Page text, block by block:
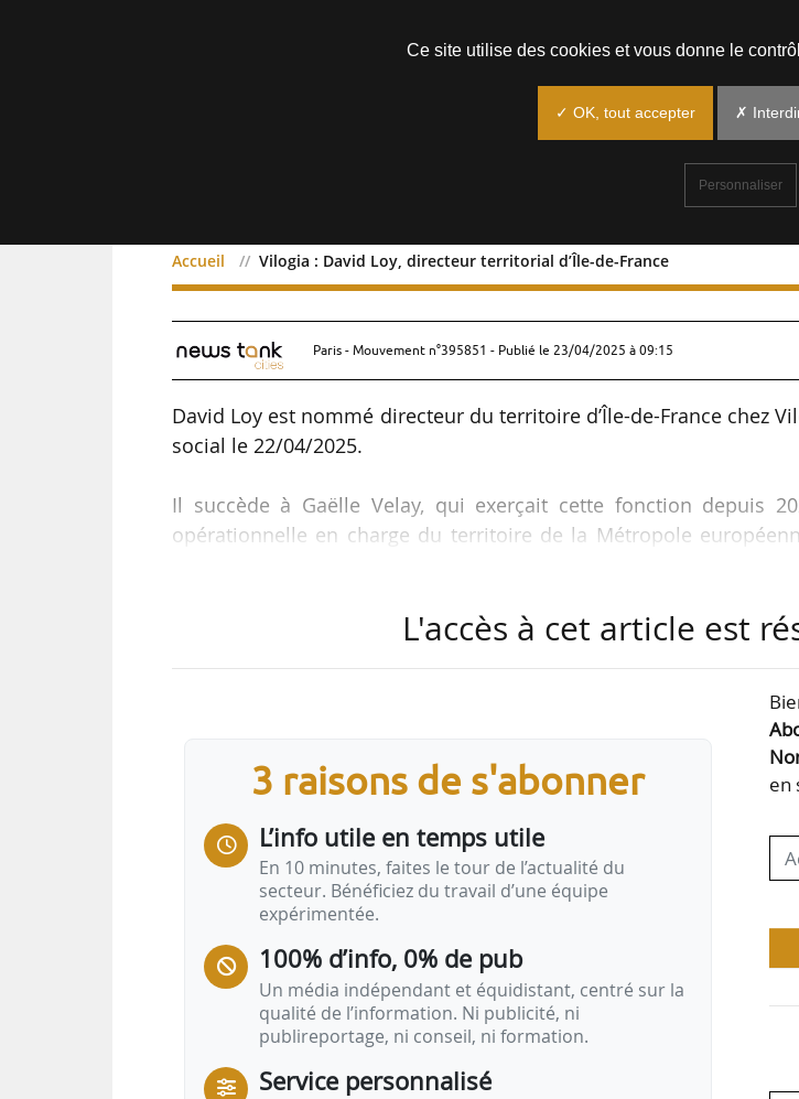
Accueil Vilogia : David Loy, directeur territorial d’Île-de-France
Vilogia : David Loy, directeur territorial d’Île-de-
Paris - Mouvement n°395851 - Publié le 23/04/2025 à 09:15
David Loy est nommé directeur du territoire d’Île-de-France chez
social le 22/04/2025.
Il succède à Gaëlle Velay, qui exerçait cette fonction depuis
opérationnelle en charge du territoire de la Métropole
Diplômé en Marketing (IUT de Sceaux), en Économie (Paris
Events (2011-2016) et responsable marketing chez The Conran Shop
« David Loy aura pour mission de piloter le développement
renforcer les…
L'accès à cet article est
3 raisons de s'abonner
L’info utile en temps utile
En 10 minutes, faites le tour de l’actualité du
secteur. Bénéficiez du travail d’une équipe
expérimentée.
100% d’info, 0% de pub
Un média indépendant et équidistant, centré sur la
qualité de l’information. Ni publicité, ni
publireportage, ni conseil, ni formation.
Service personnalisé
en
Ce site utilise des cookies et vous donne le
✓ OK, tout accepter ✗
Personnaliser